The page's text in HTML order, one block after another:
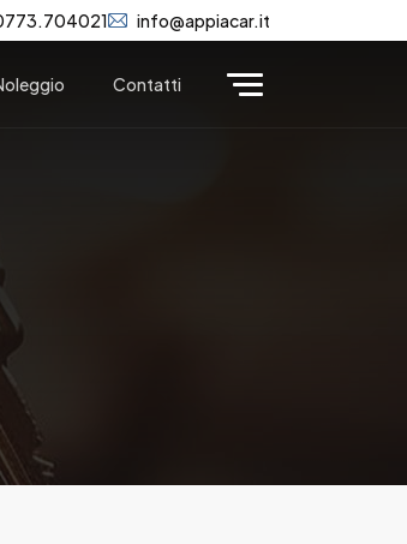
info@appiacar.it
Contatti